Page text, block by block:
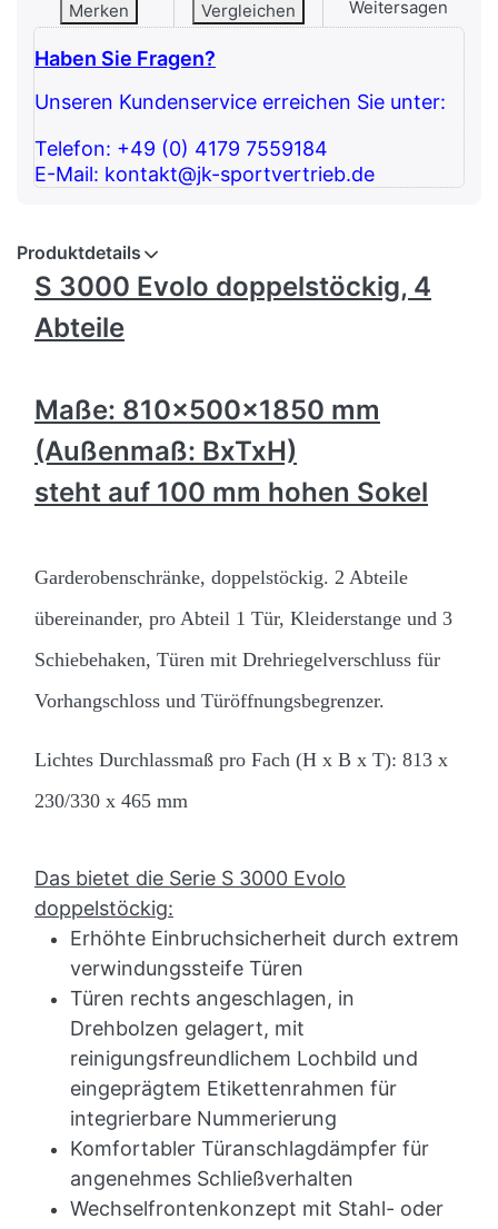
Merken Vergleichen Weitersagen
Haben Sie Fragen?
Unseren Kundenservice erreichen Sie unter:
Telefon: +49 (0) 4179 7559184
E-Mail: kontakt@jk-sportvertrieb.de
Produktdetails
S 3000 Evolo doppelstöckig, 4
Abteile
Maße: 810x500x1850 mm
(Außenmaß: BxTxH)
steht auf 100 mm hohen Sokel
Garderobenschränke, doppelstöckig. 2 Abteile
übereinander, pro Abteil 1 Tür, Kleiderstange und 3
Schiebehaken, Türen mit Drehriegelverschluss für
Vorhangschloss und Türöffnungsbegrenzer.
Lichtes Durchlassmaß pro Fach (H x B x T): 813 x
230/330 x 465 mm
Das bietet die Serie S 3000 Evolo
doppelstöckig:
Erhöhte Einbruchsicherheit durch extrem
verwindungssteife Türen
Türen rechts angeschlagen, in
Drehbolzen gelagert, mit
reinigungsfreundlichem Lochbild und
eingeprägtem Etikettenrahmen für
integrierbare Nummerierung
Komfortabler Türanschlagdämpfer für
angenehmes Schließverhalten
Wechselfrontenkonzept mit Stahl- oder